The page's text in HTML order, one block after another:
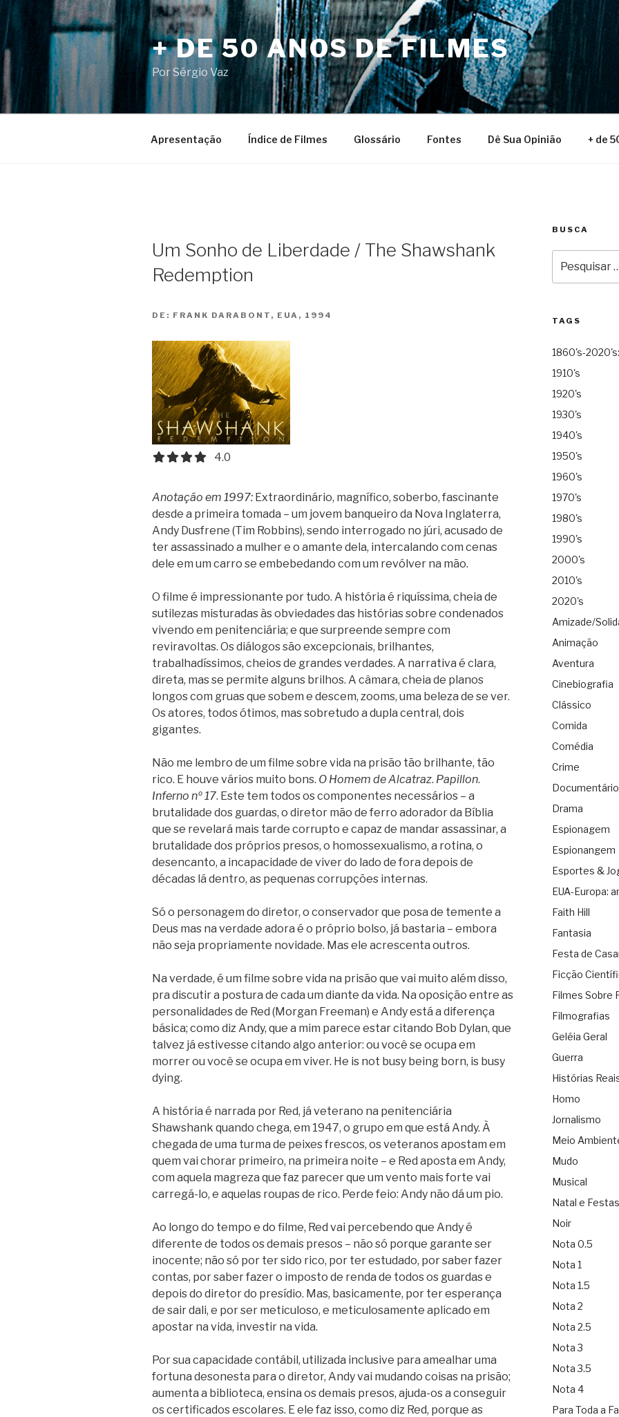
para
o
conteúdo
+ DE 50 ANOS DE FILMES
Por Sérgio Vaz
Apresentação Índice de Filmes Glossário Fontes Dê Sua Opinião + de
Um Sonho de Liberdade / The Shawshank
Redemption
DE: FRANK DARABONT, EUA, 1994
4.0 out of 5.0 stars
4.0
Anotação em 1997: Extraordinário, magnífico, soberbo, fascinante
desde a primeira tomada – um jovem banqueiro da Nova Inglaterra,
Andy Dusfrene (Tim Robbins), sendo interrogado no júri, acusado de
ter assassinado a mulher e o amante dela, intercalando com cenas
dele em um carro se embebedando com um revólver na mão.
O filme é impressionante por tudo. A história é riquíssima, cheia de
sutilezas misturadas às obviedades das histórias sobre condenados
vivendo em penitenciária; e que surpreende sempre com
reviravoltas. Os diálogos são excepcionais, brilhantes,
trabalhadíssimos, cheios de grandes verdades. A narrativa é clara,
direta, mas se permite alguns brilhos. A câmara, cheia de planos
longos com gruas que sobem e descem, zooms, uma beleza de se ver.
Os atores, todos ótimos, mas sobretudo a dupla central, dois
gigantes.
Não me lembro de um filme sobre vida na prisão tão brilhante, tão
rico. E houve vários muito bons. O Homem de Alcatraz. Papillon.
Inferno nº 17. Este tem todos os componentes necessários – a
brutalidade dos guardas, o diretor mão de ferro adorador da Bíblia
que se revelará mais tarde corrupto e capaz de mandar assassinar, a
brutalidade dos próprios presos, o homossexualismo, a rotina, o
desencanto, a incapacidade de viver do lado de fora depois de
décadas lá dentro, as pequenas corrupções internas.
Só o personagem do diretor, o conservador que posa de temente a
Deus mas na verdade adora é o próprio bolso, já bastaria – embora
não seja propriamente novidade. Mas ele acrescenta outros.
Na verdade, é um filme sobre vida na prisão que vai muito além disso,
pra discutir a postura de cada um diante da vida. Na oposição entre as
personalidades de Red (Morgan Freeman) e Andy está a diferença
básica; como diz Andy, que a mim parece estar citando Bob Dylan, que
talvez já estivesse citando algo anterior: ou você se ocupa em
morrer ou você se ocupa em viver. He is not busy being born, is busy
dying.
A história é narrada por Red, já veterano na penitenciária
Shawshank quando chega, em 1947, o grupo em que está Andy. À
chegada de uma turma de peixes frescos, os veteranos apostam em
quem vai chorar primeiro, na primeira noite – e Red aposta em Andy,
com aquela magreza que faz parecer que um vento mais forte vai
carregá-lo, e aquelas roupas de rico. Perde feio: Andy não dá um pio.
Ao longo do tempo e do filme, Red vai percebendo que Andy é
diferente de todos os demais presos – não só porque garante ser
inocente; não só por ter sido rico, por ter estudado, por saber fazer
contas, por saber fazer o imposto de renda de todos os guardas e
depois do diretor do presídio. Mas, basicamente, por ter esperança
de sair dali, e por ser meticuloso, e meticulosamente aplicado em
apostar na vida, investir na vida.
Por sua capacidade contábil, utilizada inclusive para amealhar uma
fortuna desonesta para o diretor, Andy vai mudando coisas na prisão;
aumenta a biblioteca, ensina os demais presos, ajuda-os a conseguir
os certificados escolares. E ele faz isso, como diz Red, porque as
BUSCA
por:
TAGS
1860's-
1910's
1920's
1930's
1940's
1950's
1960's
1970's
1980's
1990's
2000's
2010's
2020's
Amizade/
Animação
Aventura
Cinebiografia
Clássico
Comida
Comédia
Crime
Documentário
Drama
Espionagem
Espionangem
Esportes &
EUA-Europa:
Faith Hill
Fantasia
Festa de
Ficção
Filmes Sobre
Filmografias
Geléia Geral
Guerra
Histórias
Homo
Jornalismo
Meio
Mudo
Musical
Natal e Festas
Noir
Nota 0.5
Nota 1
Nota 1.5
Nota 2
Nota 2.5
Nota 3
Nota 3.5
Nota 4
Para Toda a